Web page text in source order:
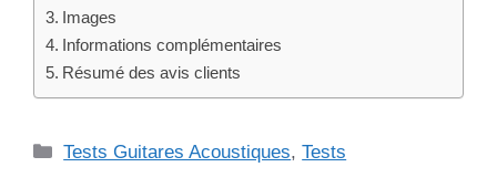
Images
Informations complémentaires
Résumé des avis clients
Catégories
Tests Guitares Acoustiques,Tests